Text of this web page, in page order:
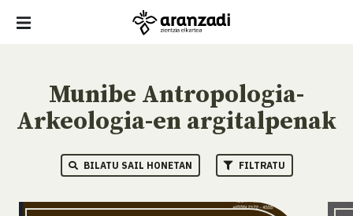
Munibe Antropologia-
Arkeologia-en argitalpenak
BILATU SAIL HONETAN FILTRATU